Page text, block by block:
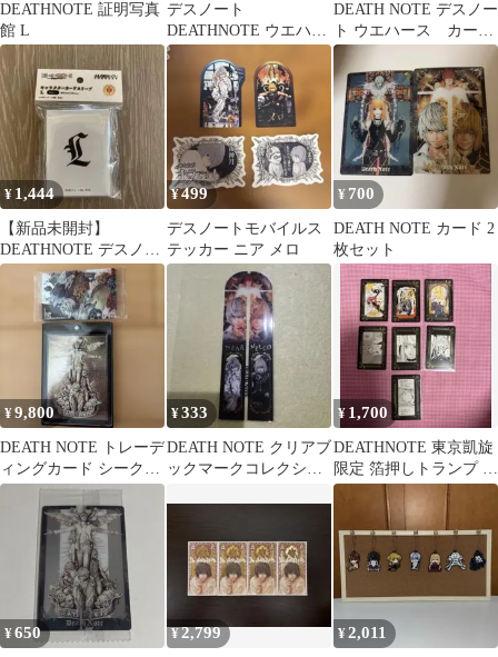
DEATHNOTE 証明写真
館 L
デスノート
DEATHNOTE ウエハー
ス カード ミサ ミサミ
DEATH NOTE デスノー
ト ウエハース カー
ド シークレット 夜
神月
¥ 1,444
【新品未開封】
DEATHNOTE デスノー
ト キャラクタースリー
¥499
デスノートモバイルス
テッカー ニア メロ
¥ 700
DEATH NOTE カード 2
枚セット
¥9,800
DEATH NOTE トレーデ
ィングカード シークレ
ットレア おまけ死神
¥333
DEATH NOTE クリアブ
ックマークコレクショ
¥ 1,700
DEATHNOTE 東京凱旋
限定 箔押しトランプ 弥
海砂 ミサミサ コンプリ
¥650 ¥2,799 ¥2,011